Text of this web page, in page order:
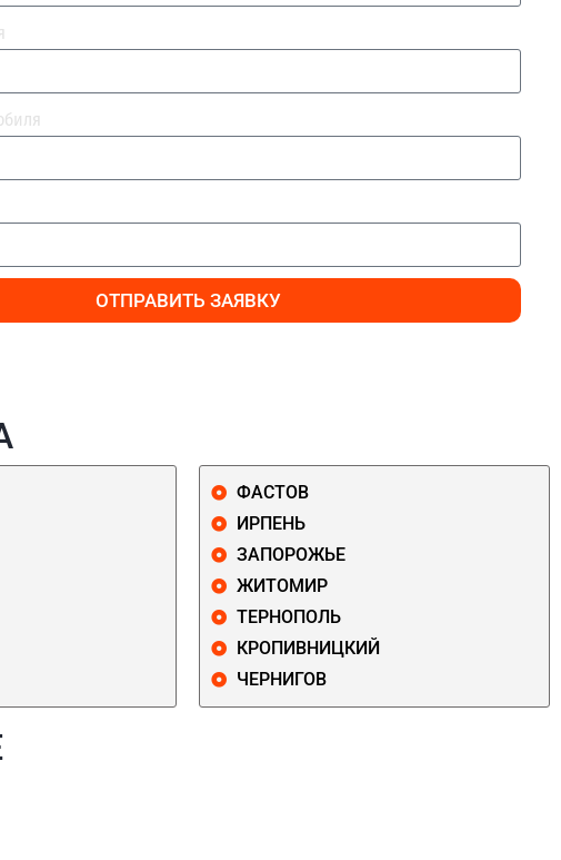
ОТПРАВИТЬ ЗАЯВКУ
ФАСТОВ
ИРПЕНЬ
ЗАПОРОЖЬЕ
ЖИТОМИР
ТЕРНОПОЛЬ
КРОПИВНИЦКИЙ
ЧЕРНИГОВ